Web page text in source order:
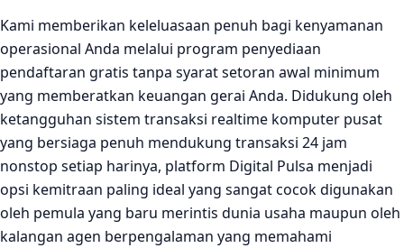
Kami memberikan keleluasaan penuh bagi kenyamanan
operasional Anda melalui program penyediaan
pendaftaran gratis tanpa syarat setoran awal minimum
yang memberatkan keuangan gerai Anda. Didukung oleh
ketangguhan sistem transaksi realtime komputer pusat
yang bersiaga penuh mendukung transaksi 24 jam
nonstop setiap harinya, platform Digital Pulsa menjadi
opsi kemitraan paling ideal yang sangat cocok digunakan
oleh pemula yang baru merintis dunia usaha maupun oleh
kalangan agen berpengalaman yang memahami